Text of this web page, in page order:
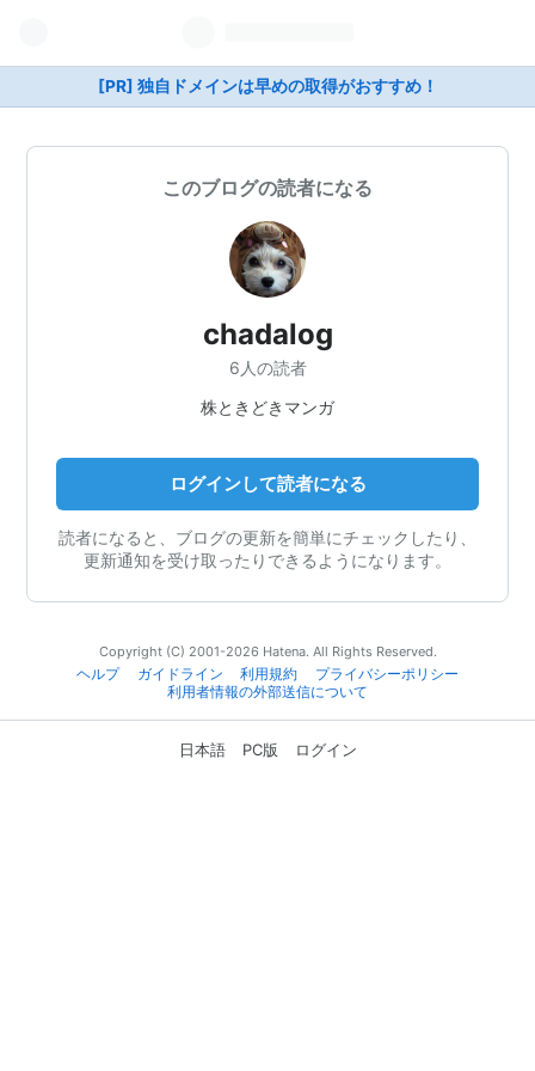
[PR] 独自ドメインは早めの取得がおすすめ！
このブログの読者になる
chadalog
6人の読者
株ときどきマンガ
ログインして読者になる
読者になると、ブログの更新を簡単にチェックしたり、
更新通知を受け取ったりできるようになります。
Copyright (C) 2001-2026 Hatena. All Rights Reserved.
ヘルプ
ガイドライン 利用規約
プライバシーポリシー
利用者情報の外部送信について
日本語 PC版 ログイン